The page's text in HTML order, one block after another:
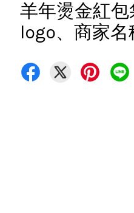
羊年燙金紅包
logo、商家